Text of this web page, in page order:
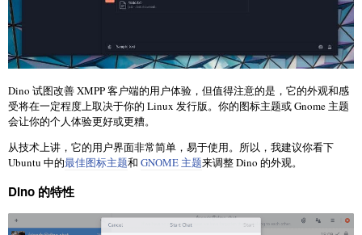
Dino 试图改善 XMPP 客户端的用户体验，但值得注意的是，它的外观和感
受将在一定程度上取决于你的 Linux 发行版。你的图标主题或 Gnome 主题
会让你的个人体验更好或更糟。
从技术上讲，它的用户界面非常简单，易于使用。所以，我建议你看下
Ubuntu 中的最佳图标主题和 GNOME 主题来调整 Dino 的外观。
Dino 的特性